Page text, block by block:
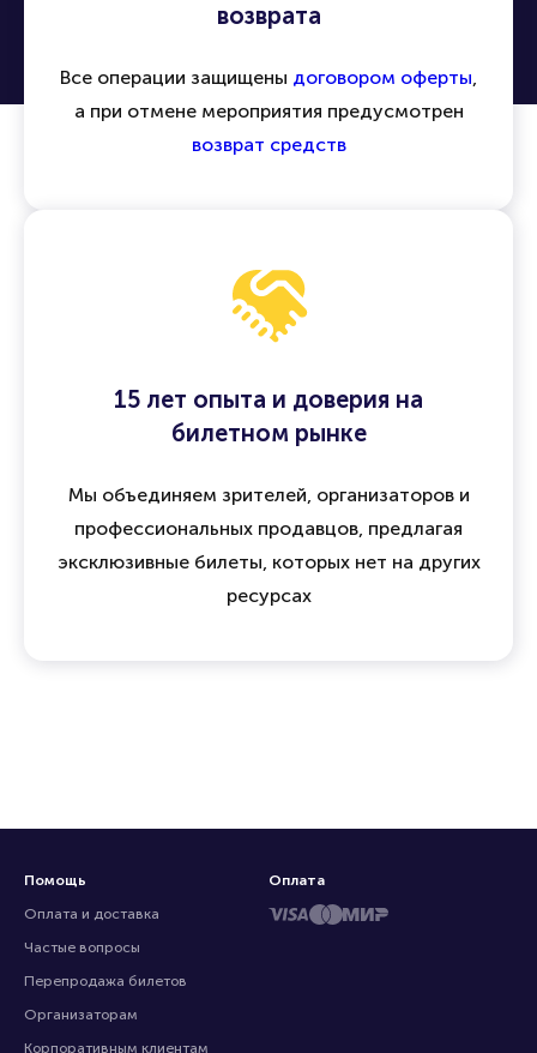
возврата
Все операции защищены договором оферты,
а при отмене мероприятия предусмотрен
возврат средств
15 лет опыта и доверия на
билетном рынке
Мы объединяем зрителей, организаторов и
профессиональных продавцов, предлагая
эксклюзивные билеты, которых нет на других
ресурсах
Помощь
Оплата и доставка
Частые вопросы
Перепродажа билетов
Организаторам
Корпоративным клиентам
Оплата